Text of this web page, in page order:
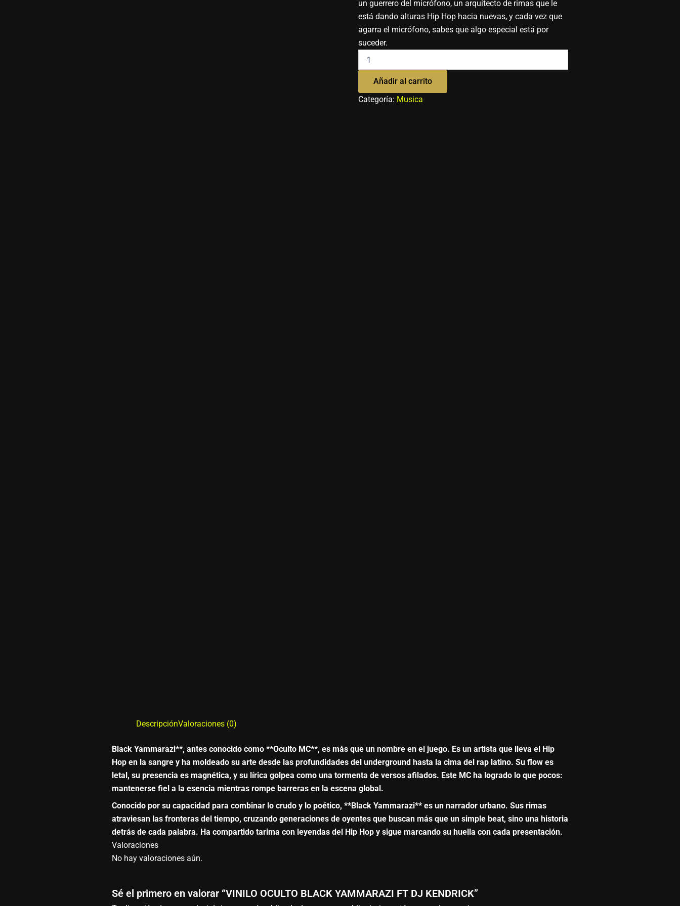
un guerrero del micrófono, un arquitecto de rimas que le
está dando alturas Hip Hop hacia nuevas, y cada vez que
agarra el micrófono, sabes que algo especial está por
suceder.
Añadir al carrito
Categoría: Musica
DescripciónValoraciones (0)
Black Yammarazi**, antes conocido como **Oculto MC**, es más que un nombre en el juego. Es un artista que lleva el Hip
Hop en la sangre y ha moldeado su arte desde las profundidades del underground hasta la cima del rap latino. Su flow es
letal, su presencia es magnética, y su lírica golpea como una tormenta de versos afilados. Este MC ha logrado lo que pocos:
mantenerse fiel a la esencia mientras rompe barreras en la escena global.
Conocido por su capacidad para combinar lo crudo y lo poético, **Black Yammarazi** es un narrador urbano. Sus rimas
atraviesan las fronteras del tiempo, cruzando generaciones de oyentes que buscan más que un simple beat, sino una historia
detrás de cada palabra. Ha compartido tarima con leyendas del Hip Hop y sigue marcando su huella con cada presentación.
Valoraciones
No hay valoraciones aún.
Sé el primero en valorar “VINILO OCULTO BLACK YAMMARAZI FT DJ KENDRICK”